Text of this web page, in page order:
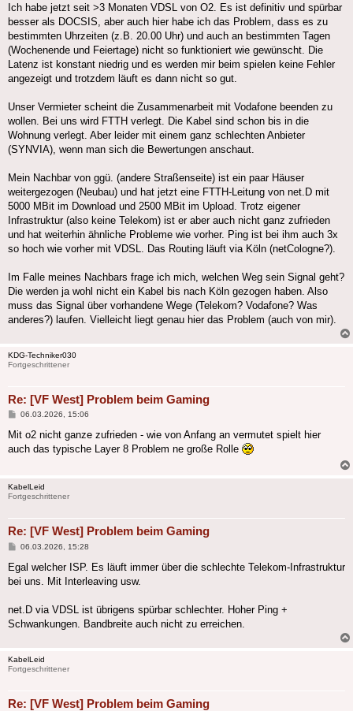
Ich habe jetzt seit >3 Monaten VDSL von O2. Es ist definitiv und spürbar
besser als DOCSIS, aber auch hier habe ich das Problem, dass es zu
bestimmten Uhrzeiten (z.B. 20.00 Uhr) und auch an bestimmten Tagen
(Wochenende und Feiertage) nicht so funktioniert wie gewünscht. Die
Latenz ist konstant niedrig und es werden mir beim spielen keine Fehler
angezeigt und trotzdem läuft es dann nicht so gut.
Unser Vermieter scheint die Zusammenarbeit mit Vodafone beenden zu
wollen. Bei uns wird FTTH verlegt. Die Kabel sind schon bis in die
Wohnung verlegt. Aber leider mit einem ganz schlechten Anbieter
(SYNVIA), wenn man sich die Bewertungen anschaut.
Mein Nachbar von ggü. (andere Straßenseite) ist ein paar Häuser
weitergezogen (Neubau) und hat jetzt eine FTTH-Leitung von net.D mit
5000 MBit im Download und 2500 MBit im Upload. Trotz eigener
Infrastruktur (also keine Telekom) ist er aber auch nicht ganz zufrieden
und hat weiterhin ähnliche Probleme wie vorher. Ping ist bei ihm auch 3x
so hoch wie vorher mit VDSL. Das Routing läuft via Köln (netCologne?).
Im Falle meines Nachbars frage ich mich, welchen Weg sein Signal geht?
Die werden ja wohl nicht ein Kabel bis nach Köln gezogen haben. Also
muss das Signal über vorhandene Wege (Telekom? Vodafone? Was
anderes?) laufen. Vielleicht liegt genau hier das Problem (auch von mir).
KDG-Techniker030
Fortgeschrittener
Re: [VF West] Problem beim Gaming
Beitrag
06.03.2026, 15:06
Mit o2 nicht ganze zufrieden - wie von Anfang an vermutet spielt hier
auch das typische Layer 8 Problem ne große Rolle
KabelLeid
Fortgeschrittener
Re: [VF West] Problem beim Gaming
Beitrag
06.03.2026, 15:28
Egal welcher ISP. Es läuft immer über die schlechte Telekom-Infrastruktur
bei uns. Mit Interleaving usw.
net.D via VDSL ist übrigens spürbar schlechter. Hoher Ping +
Schwankungen. Bandbreite auch nicht zu erreichen.
KabelLeid
Fortgeschrittener
Re: [VF West] Problem beim Gaming